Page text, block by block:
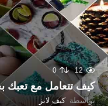
12
0
كيف تتعامل مع تعبك
بواسطة كيف لابز